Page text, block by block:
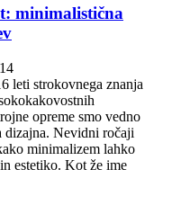
minimalistična
leti strokovnega znanja
opreme smo vedno
dizajna. Nevidni ročaji
minimalizem lahko
estetiko. Kot že ime